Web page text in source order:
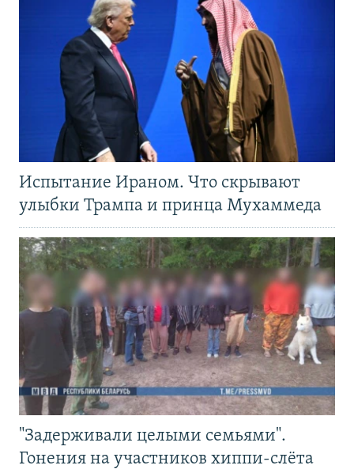
Испытание Ираном. Что скрывают
улыбки Трампа и принца Мухаммеда
"Задерживали целыми семьями".
Гонения на участников хиппи-слёта